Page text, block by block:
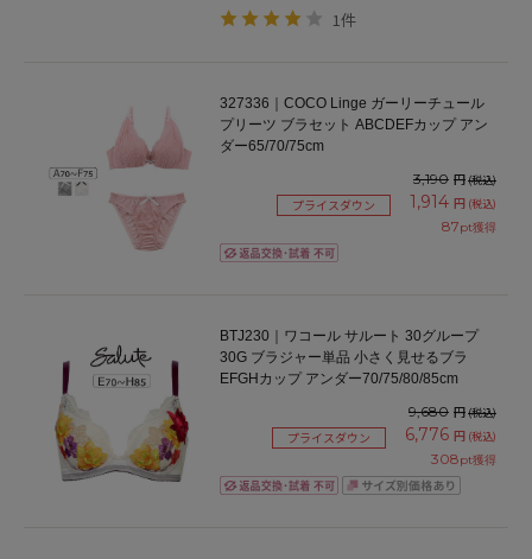
1件
327336｜COCO Linge ガーリーチュール
プリーツ ブラセット ABCDEFカップ アン
ダー65/70/75cm
3,190 円(税込)
プライスダウン 1,914 円 (税込)
87pt獲得
BTJ230｜ワコール サルート 30グループ
30G ブラジャー単品 小さく見せるブラ
EFGHカップ アンダー70/75/80/85cm
9,680 円(税込)
プライスダウン 6,776 円 (税込)
308pt獲得